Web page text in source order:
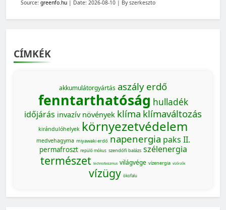
Source: greenfo.hu Date: 2026-08-10 By szerkeszto
CÍMKÉK
akkumulátorgyártás aszály erdő
fenntarthatóság hulladék
időjárás invazív növények klíma klímaváltozás
kirándulóhelyek környezetvédelem
medvehagyma miyawaki erdő napenergia paks II.
permafroszt repülő mókus szendőfi balázs szélenergia
természet technofasizmus világvége vízenergia vízőrzők
vízügy ökofalu
MAGYARORSZÁG SZÁMOKBAN